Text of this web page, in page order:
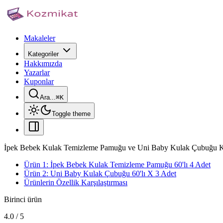
Makaleler
Kategoriler
Hakkımızda
Yazarlar
Kuponlar
Ara...⌘K
Toggle theme
İpek Bebek Kulak Temizleme Pamuğu ve Uni Baby Kulak Çubuğu
Ürün 1: İpek Bebek Kulak Temizleme Pamuğu 60'lı 4 Adet
Ürün 2: Uni Baby Kulak Çubuğu 60'lı X 3 Adet
Ürünlerin Özellik Karşılaştırması
Birinci ürün
4.0 / 5